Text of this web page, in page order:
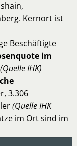
Kernort ist
Beschäftigte
im
(Quelle IHK)
3.306
(Quelle IHK
im Ort sind im